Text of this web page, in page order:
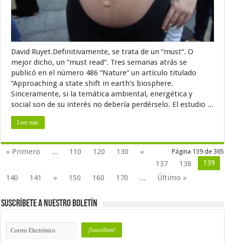
David Ruyet.Definitivamente, se trata de un “must“. O
mejor dicho, un “must read“. Tres semanas atrás se
publicó en el número 486 “Nature” un artículo titulado
“Approaching a state shift in earth’s biosphere.
Sinceramente, si la temática ambiental, energética y
social son de su interés no debería perdérselo. El estudio ...
Leer más
Página 139 de 365
« Primero ... 110 120 130
«
137
138
139
140
141 » 150 160 170 ... Último »
Suscríbete a nuestro Boletín